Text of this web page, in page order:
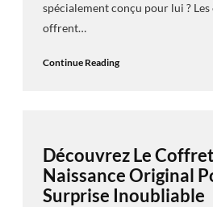
spécialement conçu pour lui ?
offrent…
Continue Reading
Découvrez Le
Naissance Original
Surprise Inoubliable